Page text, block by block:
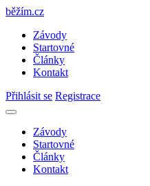
běžím.cz
Závody
Startovné
Články
Kontakt
Přihlásit se Registrace
Závody
Startovné
Články
Kontakt